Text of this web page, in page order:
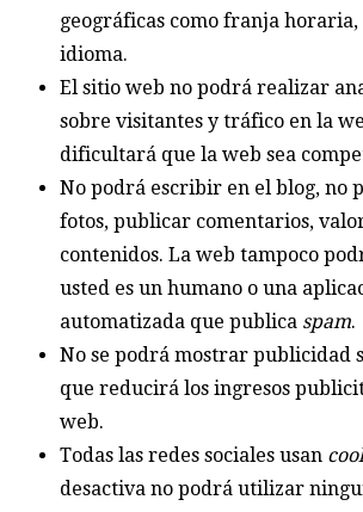
geográficas como franja horaria,
idioma.
El sitio web no podrá realizar
sobre visitantes y tráfico en la
dificultará que la web sea
No podrá escribir en el blog, no
fotos, publicar comentarios,
contenidos. La web tampoco
usted es un humano o una
automatizada que publica spam.
No se podrá mostrar publicidad
que reducirá los ingresos
web.
Todas las redes sociales usan
desactiva no podrá utilizar